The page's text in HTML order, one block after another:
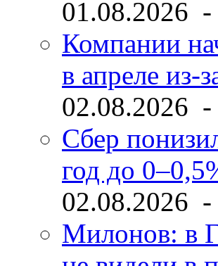
01.08.2026 -
Компании
в апреле из-
02.08.2026 -
Сбер
год до
02.08.2026 -
Милонов: в